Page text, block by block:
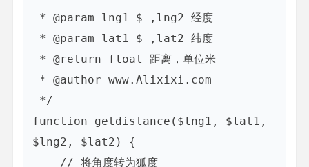
function getdistance($lng1, $lat1,
$lng2, $lat2) {